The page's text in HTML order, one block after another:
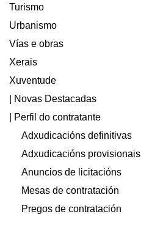
Turismo
Urbanismo
Vías e obras
Xerais
Xuventude
| Novas Destacadas
| Perfil do contratante
Adxudicacións definitivas
Adxudicacións provisionais
Anuncios de licitacións
Mesas de contratación
Pregos de contratación